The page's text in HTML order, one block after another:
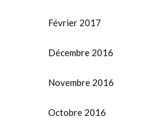
Février 2017
Décembre 2016
Novembre 2016
Octobre 2016